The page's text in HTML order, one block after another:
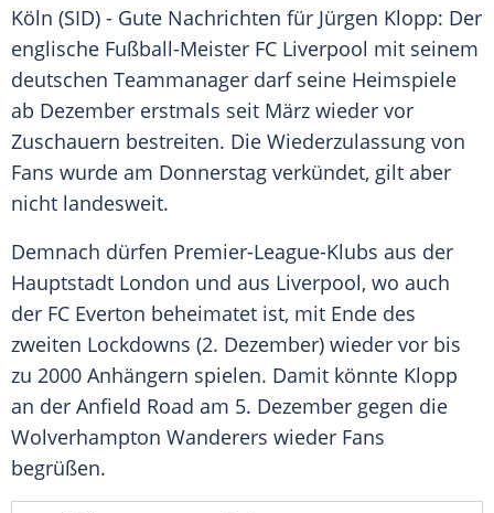
Köln (SID) - Gute Nachrichten für Jürgen Klopp: Der
englische Fußball-Meister FC Liverpool mit seinem
deutschen Teammanager darf seine Heimspiele
ab Dezember erstmals seit März wieder vor
Zuschauern bestreiten. Die Wiederzulassung von
Fans wurde am Donnerstag verkündet, gilt aber
nicht landesweit.
Demnach dürfen Premier-League-Klubs aus der
Hauptstadt London und aus Liverpool, wo auch
der FC Everton beheimatet ist, mit Ende des
zweiten Lockdowns (2. Dezember) wieder vor bis
zu 2000 Anhängern spielen. Damit könnte Klopp
an der Anfield Road am 5. Dezember gegen die
Wolverhampton Wanderers wieder Fans
begrüßen.